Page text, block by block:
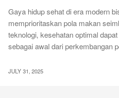
Gaya hidup sehat di era modern
memprioritaskan pola makan
teknologi, kesehatan optimal
sebagai awal dari perkembangan
JULY 31, 2025